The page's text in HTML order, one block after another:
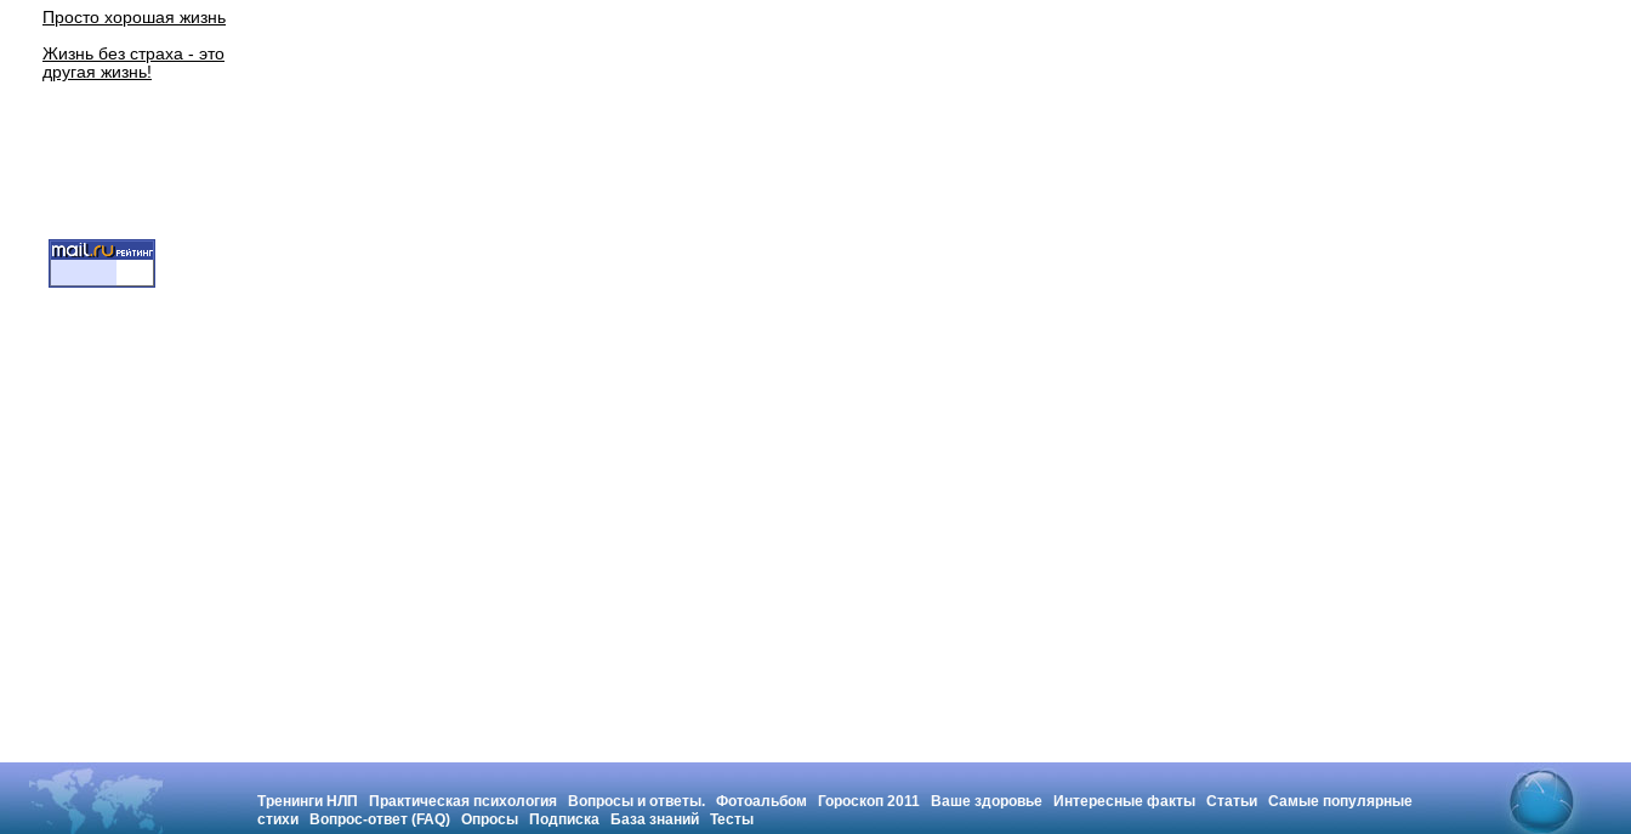
Просто хорошая жизнь
Жизнь без страха - это
другая жизнь!
Тренинги НЛП Практическая психология Вопросы и ответы. Фотоальбом Гороскоп 2011 Ваше здоровье Интересные факты Статьи
Самые популярные
стихи
Вопрос-ответ (FAQ) Опросы Подписка База знаний Тесты